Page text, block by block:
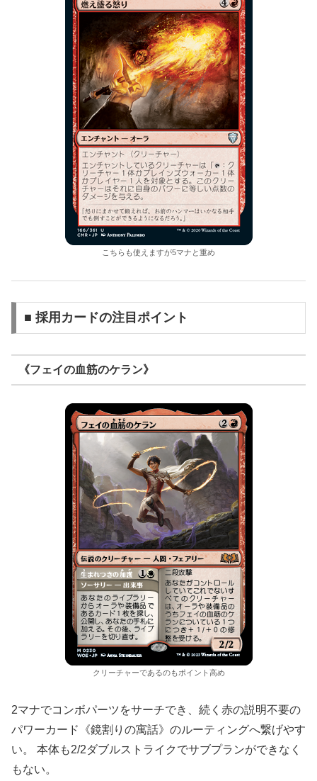
こちらも使えますが5マナと重め
■ 採用カードの注目ポイント
《フェイの血筋のケラン》
クリーチャーであるのもポイント高め
2マナでコンボパーツをサーチでき、続く赤の説明不要の
パワーカード《鏡割りの寓話》のルーティングへ繋げやす
い。 本体も2/2ダブルストライクでサブプランができなく
もない。